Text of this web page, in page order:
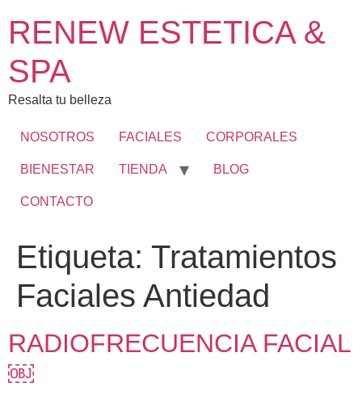
RENEW ESTETICA &
SPA
Resalta tu belleza
NOSOTROS FACIALES CORPORALES
BIENESTAR TIENDA BLOG
CONTACTO
Etiqueta: Tratamientos
Faciales Antiedad
RADIOFRECUENCIA FACIAL
￼